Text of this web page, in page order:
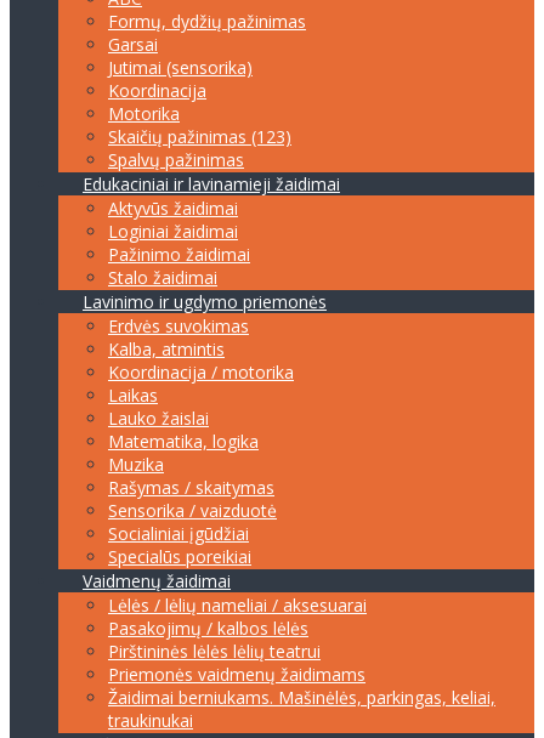
Formų, dydžių pažinimas
Garsai
Jutimai (sensorika)
Koordinacija
Motorika
Skaičių pažinimas (123)
Spalvų pažinimas
Edukaciniai ir lavinamieji žaidimai
Aktyvūs žaidimai
Loginiai žaidimai
Pažinimo žaidimai
Stalo žaidimai
Lavinimo ir ugdymo priemonės
Erdvės suvokimas
Kalba, atmintis
Koordinacija / motorika
Laikas
Lauko žaislai
Matematika, logika
Muzika
Rašymas / skaitymas
Sensorika / vaizduotė
Socialiniai įgūdžiai
Specialūs poreikiai
Vaidmenų žaidimai
Lėlės / lėlių nameliai / aksesuarai
Pasakojimų / kalbos lėlės
Pirštininės lėlės lėlių teatrui
Priemonės vaidmenų žaidimams
Žaidimai berniukams. Mašinėlės, parkingas, keliai,
traukinukai